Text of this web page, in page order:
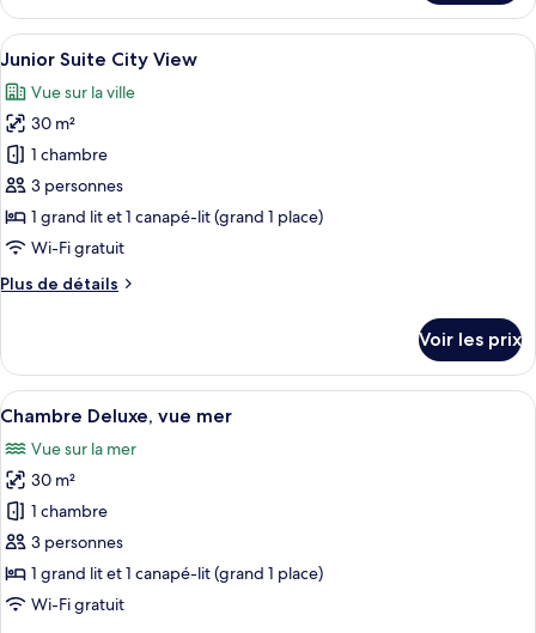
le
type
de
Chambre
Deluxe
Afficher
toutes
les
photos
pour
ce
type
de
chambre :
Junior
View
Une chambre d’hôtel moderne
16
Junior Suite City View
Vue sur la ville
30 m²
1 chambre
3 personnes
1 grand lit et 1 canapé-lit (grand 1 place)
Wi-Fi gratuit
Plus de détails
Plus
le
type
de
Junior
Suite
City
View
Voir les prix
Afficher
toutes
les
photos
pour
ce
type
de
chambre :
Une chambre d’hôtel avec un lit, un
15
Chambre Deluxe, vue mer
Vue sur la mer
30 m²
1 chambre
3 personnes
1 grand lit et 1 canapé-lit (grand 1 place)
Wi-Fi gratuit